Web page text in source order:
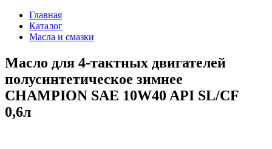
Главная
Каталог
Масла и смазки
Масло для 4-тактных двигателей
полусинтетическое зимнее
CHAMPION SAE 10W40 API SL/CF
0,6л